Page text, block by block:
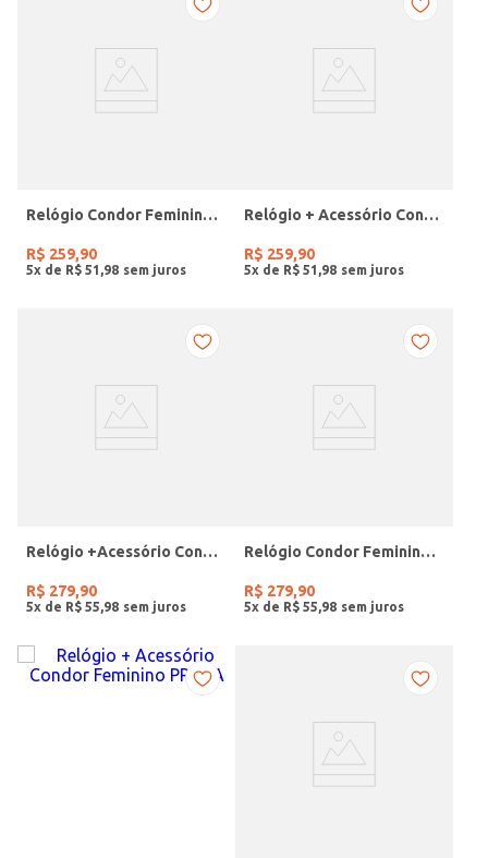
Relógio Condor Feminino DOURADO
R$ 259,90
5x de R$ 51 98
Relógio + Acessório Condor Feminino PRATA
R$ 259,90
5x de R$ 51 98
Relógio +Acessório Condor Feminino DOURADO
R$ 279,90
5x de R$ 55 98
Relógio Condor Feminino DOURADO
R$ 279,90
5x de R$ 55 98